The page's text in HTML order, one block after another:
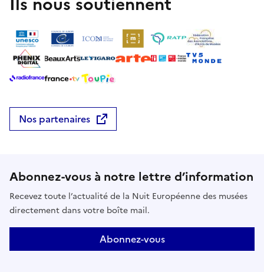
Nos partenaires
Abonnez-vous à notre lettre d’information
Recevez toute l’actualité de la Nuit Européenne des musées
directement dans votre boîte mail.
Abonnez-vous